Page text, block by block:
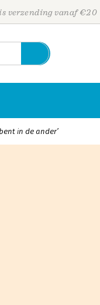
verzending vanaf €20
in de ander’